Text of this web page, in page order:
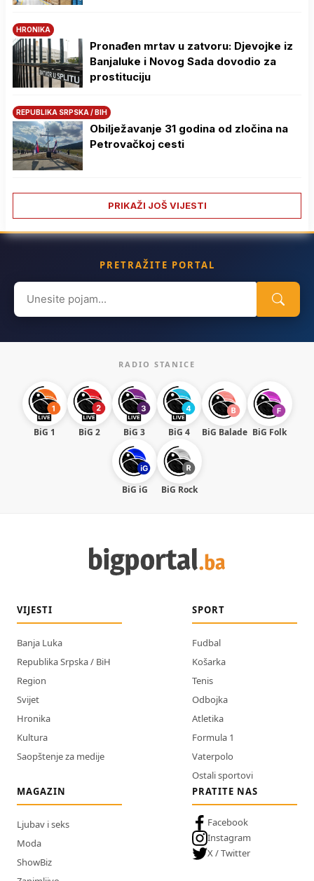
HRONIKA
Pronađen mrtav u zatvoru: Djevojke iz
Banjaluke i Novog Sada dovodio za
prostituciju
REPUBLIKA SRPSKA / BIH
Obilježavanje 31 godina od zločina na
Petrovačkoj cesti
PRIKAŽI JOŠ VIJESTI
PRETRAŽITE PORTAL
Search
for:
RADIO STANICE
BiG 1 BiG 2 BiG 3 BiG 4 BiG Balade BiG Folk
BiG iG BiG Rock
VIJESTI
Banja Luka
Republika Srpska / BiH
Region
Svijet
Hronika
Kultura
Saopštenje za medije
SPORT
Fudbal
Košarka
Tenis
Odbojka
Atletika
Formula 1
Vaterpolo
Ostali sportovi
MAGAZIN
Ljubav i seks
Moda
ShowBiz
PRATITE NAS
Facebook
Instagram
X / Twitter